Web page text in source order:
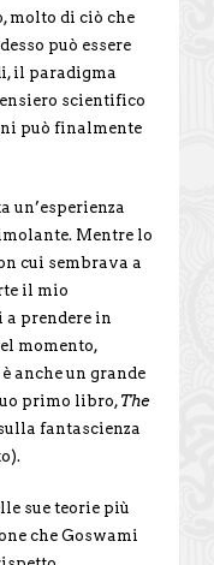
molto di ciò che
può essere
il paradigma
scientifico
può finalmente
un’esperienza
Mentre lo
cui sembrava a
il mio
prendere in
momento,
anche un grande
primo libro,The
fantascienza
sue teorie più
che Goswami